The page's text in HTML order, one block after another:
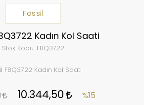
Fossil
Kadın Kol Saati
Stok Kodu: FBQ3722
FBQ3722 Kadın Kol Saati
10.344,50 %15